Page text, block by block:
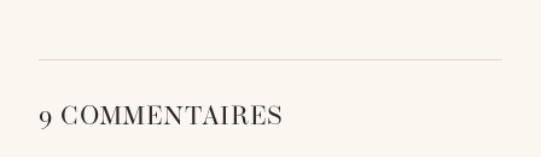
9 COMMENTAIRES